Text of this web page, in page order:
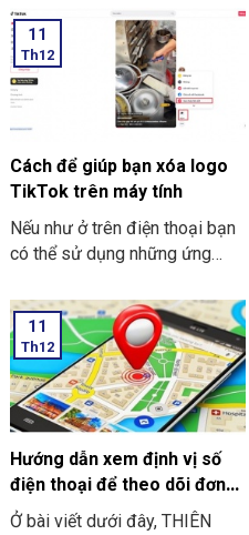
chỉnh sửa thêm hiệu ứng. Có
tính năng ghép nhạc vô cùng
vui nhộn. Nó được ra đời vào
tháng 09/2016. Nó được công
ty công nghệ ByteDance phát
đã có mặt ở trên 2 hệ điều
hành là iOS và Android.
11
Th12
Cách để giúp bạn xóa logo
TikTok trên máy tính
Nếu như ở trên điện thoại bạn
có thể sử dụng những ứng
trên PC và laptop thì bạn có
thể sử dụng website để hỗ
trợ. Bạn tham khảo các cách
xóa logo TikTok ở trên máy
tính ở dưới đây để có thể áp
dụng trong quá trình chỉnh sửa.
11
Th12
Hướng dẫn xem định vị số
điện thoại để theo dõi đơn
giản
Ở bài viết dưới đây, THIÊN